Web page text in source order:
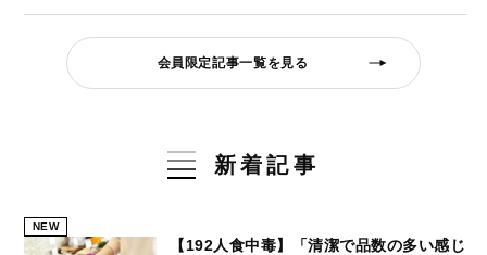
会員限定記事一覧を見る
新着記事
NEW
【192人食中毒】「清潔で品数の多い感じ